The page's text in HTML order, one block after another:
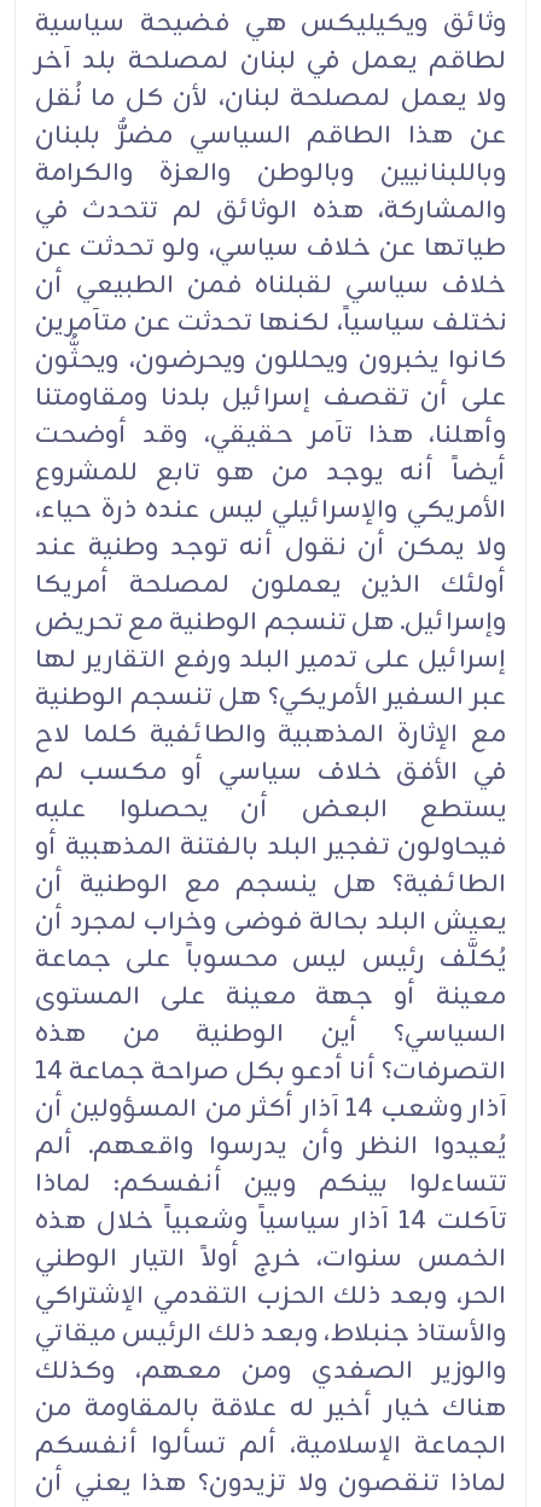
وثائق ويكيليكس هي فضيحة سياسية
لطاقم يعمل في لبنان لمصلحة بلد آخر
ولا يعمل لمصلحة لبنان، لأن كل ما نُقل
عن هذا الطاقم السياسي مضرٌّ بلبنان
وباللبنانيين وبالوطن والعزة والكرامة
والمشاركة، هذه الوثائق لم تتحدث في
طياتها عن خلاف سياسي، ولو تحدثت عن
خلاف سياسي لقبلناه فمن الطبيعي أن
نختلف سياسياً، لكنها تحدثت عن متآمرين
كانوا يخبرون ويحللون ويحرضون، ويحثُّون
على أن تقصف إسرائيل بلدنا ومقاومتنا
وأهلنا، هذا تآمر حقيقي، وقد أوضحت
أيضاً أنه يوجد من هو تابع للمشروع
الأمريكي والإسرائيلي ليس عنده ذرة حياء،
ولا يمكن أن نقول أنه توجد وطنية عند
أولئك الذين يعملون لمصلحة أمريكا
وإسرائيل. هل تنسجم الوطنية مع تحريض
إسرائيل على تدمير البلد ورفع التقارير لها
عبر السفير الأمريكي؟ هل تنسجم الوطنية
مع الإثارة المذهبية والطائفية كلما لاح
في الأفق خلاف سياسي أو مكسب لم
يستطع البعض أن يحصلوا عليه
فيحاولون تفجير البلد بالفتنة المذهبية أو
الطائفية؟ هل ينسجم مع الوطنية أن
يعيش البلد بحالة فوضى وخراب لمجرد أن
يُكلَّف رئيس ليس محسوباً على جماعة
معينة أو جهة معينة على المستوى
السياسي؟ أين الوطنية من هذه
التصرفات؟ أنا أدعو بكل صراحة جماعة 14
آذار وشعب 14 آذار أكثر من المسؤولين أن
يُعيدوا النظر وأن يدرسوا واقعهم. ألم
تتساءلوا بينكم وبين أنفسكم: لماذا
تآكلت 14 آذار سياسياً وشعبياً خلال هذه
الخمس سنوات، خرج أولاً التيار الوطني
الحر، وبعد ذلك الحزب التقدمي الإشتراكي
والأستاذ جنبلاط، وبعد ذلك الرئيس ميقاتي
والوزير الصفدي ومن معهم، وكذلك
هناك خيار أخير له علاقة بالمقاومة من
الجماعة الإسلامية، ألم تسألوا أنفسكم
لماذا تنقصون ولا تزيدون؟ هذا يعني أن